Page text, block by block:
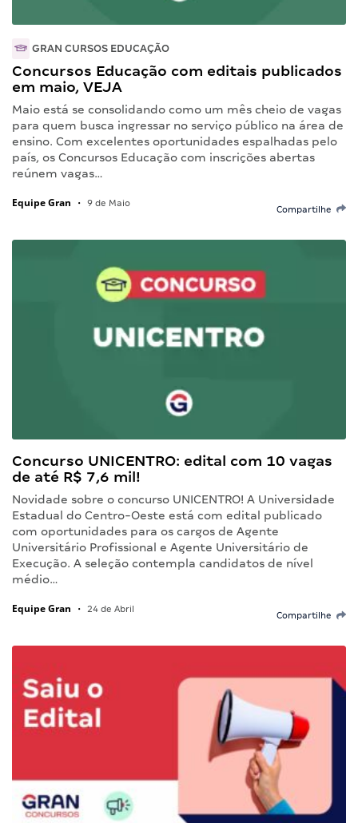
GRAN CURSOS EDUCAÇÃO
Concursos Educação com editais publicados
em maio, VEJA
Maio está se consolidando como um mês cheio de vagas
para quem busca ingressar no serviço público na área de
ensino. Com excelentes oportunidades espalhadas pelo
país, os Concursos Educação com inscrições abertas
reúnem vagas…
Equipe Gran • 9 de Maio
Compartilhe
Concurso UNICENTRO: edital com 10 vagas
de até R$ 7,6 mil!
Novidade sobre o concurso UNICENTRO! A Universidade
Estadual do Centro-Oeste está com edital publicado
com oportunidades para os cargos de Agente
Universitário Profissional e Agente Universitário de
Execução. A seleção contempla candidatos de nível
médio…
Equipe Gran • 24 de Abril
Compartilhe